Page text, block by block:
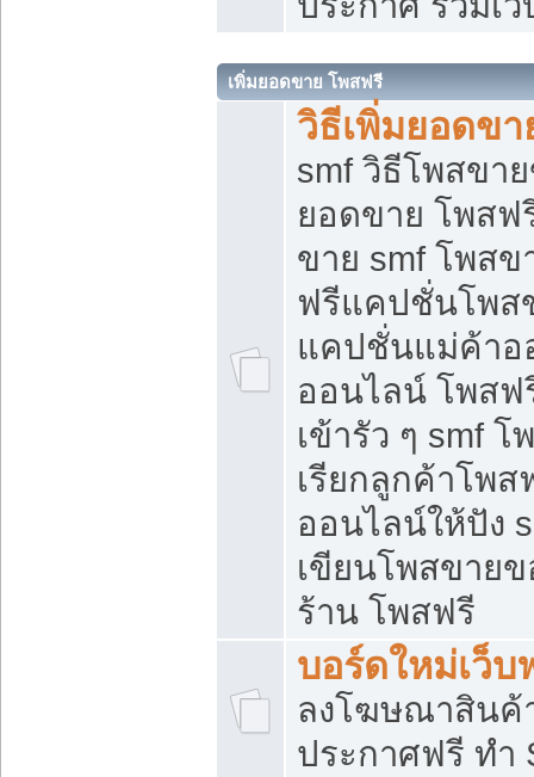
เพิ่มยอดขาย โพสฟรี
วิธีเพิ่มยอดข
smf วิธีโพสขา
ยอดขาย โพสฟ
ขาย smf โพส
ฟรีแคปชั่นโพส
แคปชั่นแม่ค้า
ออนไลน์ โพสฟ
เข้ารัว ๆ smf
เรียกลูกค้าโพส
ออนไลน์ให้ปัง
เขียนโพสขาย
ร้าน โพสฟรี
บอร์ดใหม่เว็บ
ลงโฆษณาสิน
ประกาศฟรี ทำ